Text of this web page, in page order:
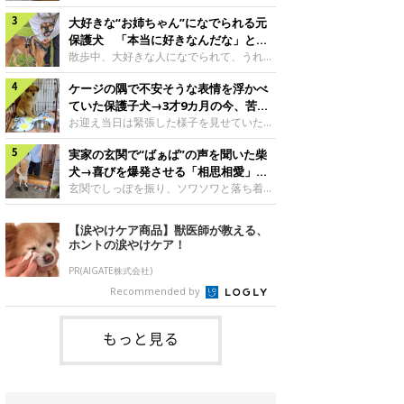
したのでしょうか。今回は、神楽ちゃんの
成長を飼い主さんと振り返ります！神楽ち
ゃんの成長について聞いた！お迎えから数
日後の神楽ちゃん（撮影時生後2カ月）＠
Kus1oKg2vsgdWS2――お迎え当初の神楽
ちゃんの様子について教えてください。飼
い主さん： 「お迎え当日から“ヘソ天”で寝
るようなコでし
犬。あれから2カ月、表情や行動にさまざ
まな変化が見られるようになりました。遊
び疲れて眠る生後2カ月のなっちゃん遊び
疲れた様子のなっちゃん。@Pkndg_紹介
するのは、X（旧Twitter）ユーザー
@Pkndg_さんの愛犬・なっちゃん（取材
時、生後4カ月／柴犬）。こちらの写真
は、なっちゃんが生後2カ月のころに撮影
された一枚です。この日、なっちゃんは家
族と一緒におもちゃで遊んでいました。た
くさん遊んで疲れたのか、その後は眠り始
めたそうです。眠るなっちゃん。
@Pkndg_
大好きな“お姉ちゃん”になでられる元
保護犬 「本当に好きなんだな」と感
じる表情にほっこり
散歩中、大好きな人になでられて、うれし
そうな表情を見せる元保護犬。甘えるよう
な姿に、見ているこちらまでほっこりしま
す。大好きな“お姉ちゃん”に甘える小次郎
くん妹さんになでてもらい、うれしそうな
表情を見せる小次郎くん（2026年6月撮
影）。@mika_Jimmy紹介するのは、X（旧
Twitter）ユーザー@mika_Jimmyさんの愛
犬・小次郎くん（撮影時5才）。こちら
は、飼い主さんの妹さんと一緒に散歩をし
日、飼い主さんは実家から自宅へ帰る途
中、妹さんと公園で待ち合わせ
ケージの隅で不安そうな表情を浮かべ
ていた保護子犬→3才9カ月の今、苦手
を克服し頼もしいコに成長！
お迎え当日は緊張した様子を見せていた元
野犬の保護子犬。あれから約3年半、苦手
だったことを一つひとつ克服し、家族に寄
り添う姿を見せています。お迎え当日、ケ
ージの隅で不安そうにお迎え当日のシルビ
アちゃん。@nemonemotos今回紹介する
のは、X（旧Twitter）ユーザー
@nemonemotosさんの愛犬・シルビアち
ゃん（撮影当時、生後推定2カ月）。飼い
主さんが「#最初に撮った一枚」として投
稿した写真には、ケージの隅で不安そうな
表情を浮かべるシルビアちゃんの姿が写っ
ていました。こちらは、保護犬だったシル
実家の玄関で“ばぁば”の声を聞いた柴
犬→喜びを爆発させる「相思相愛」な
光景にほっこり
玄関でしっぽを振り、ソワソワと落ち着か
ない様子の柴犬。その先には、大好きな人
との再会が待っていました。玄関でソワソ
ワする福丸くんソワソワした様子を見せる
福丸くん。@totomo_fukumaru紹介する
のは、X（旧Twitter）ユーザー
@totomo_fukumaruさんが投稿していた
動画。玄関でしっぽを振っているのは、愛
犬・福丸くん（撮影時11才／柴犬）です。
何やらソワソワしている様子が印象的です
が、それにはほっこりする理由がありまし
た。 玄関で聞こえた、うれしい声ばぁば
【涙やけケア商品】獣医師が教える、
ホントの涙やけケア！
PR(AIGATE株式会社)
Recommended by
もっと見る